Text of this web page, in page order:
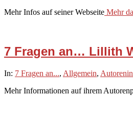
08
Mehr Infos auf seiner Webseite Mehr
7 Fragen an… Lillith
2021-
07
In: 7 Fragen an..., Allgemein,
Mehr Informationen auf ihrem